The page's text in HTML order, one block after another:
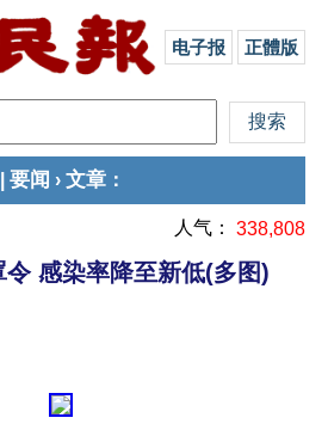
电子报 正體版
要闻 › 文章 ：
人气： 338,808
感染率降至新低(多图)